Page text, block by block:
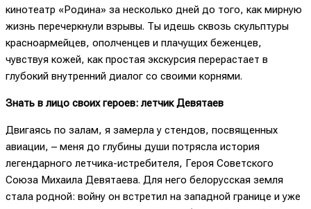
кинотеатр «Родина» за несколько дней до того, как мирную
жизнь перечеркнули взрывы. Ты идешь сквозь скульптуры
красноармейцев, ополченцев и плачущих беженцев,
чувствуя кожей, как простая экскурсия перерастает в
глубокий внутренний диалог со своими корнями.
Знать в лицо своих героев: летчик Девятаев
Двигаясь по залам, я замерла у стендов, посвященных
авиации, – меня до глубины души потрясла история
легендарного летчика-истребителя, Героя Советского
Союза Михаила Девятаева. Для него белорусская земля
стала родной: войну он встретил на западной границе и уже